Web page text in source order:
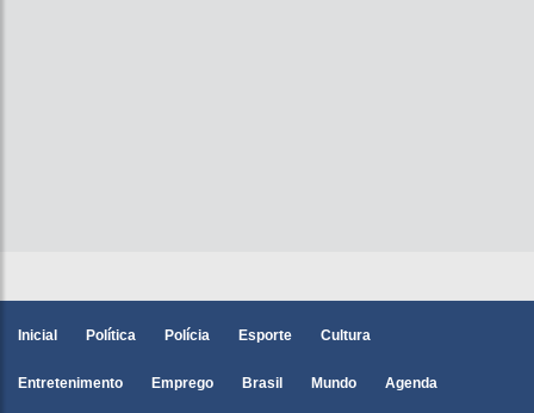
Inicial Política Polícia Esporte Cultura
Entretenimento Emprego Brasil Mundo Agenda